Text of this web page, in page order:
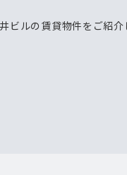
ビルの賃貸物件をご紹介